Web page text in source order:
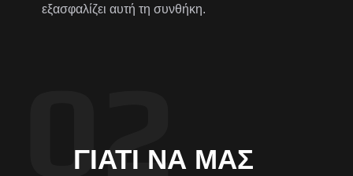
εξασφαλίζει αυτή τη συνθήκη.
ΓΙΑΤΊ ΝΑ ΜΑΣ